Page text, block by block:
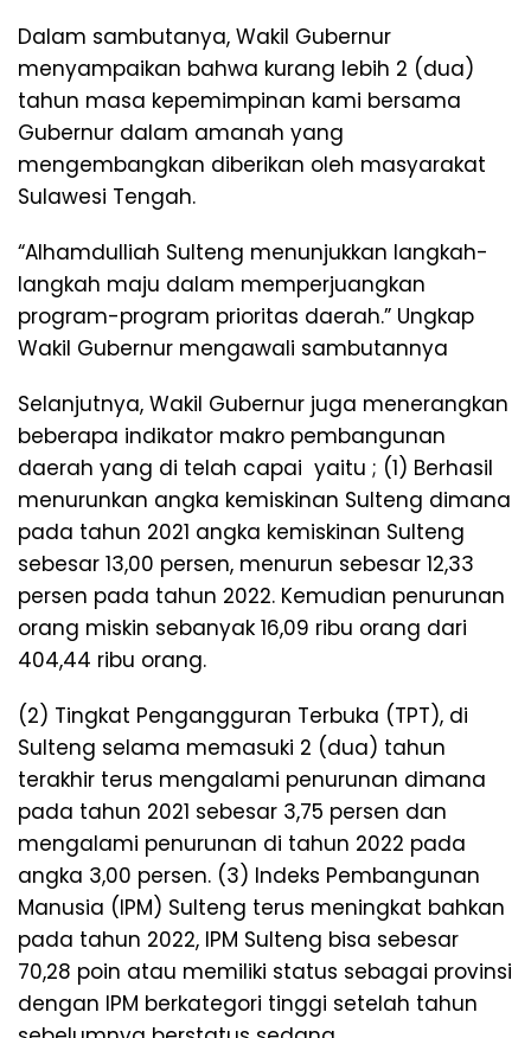
Dalam sambutanya, Wakil Gubernur
menyampaikan bahwa kurang lebih 2 (dua)
tahun masa kepemimpinan kami bersama
Gubernur dalam amanah yang
mengembangkan diberikan oleh masyarakat
Sulawesi Tengah.
“Alhamdulliah Sulteng menunjukkan langkah-
langkah maju dalam memperjuangkan
program-program prioritas daerah.” Ungkap
Wakil Gubernur mengawali sambutannya
Selanjutnya, Wakil Gubernur juga menerangkan
beberapa indikator makro pembangunan
daerah yang di telah capai yaitu ; (1) Berhasil
menurunkan angka kemiskinan Sulteng dimana
pada tahun 2021 angka kemiskinan Sulteng
sebesar 13,00 persen, menurun sebesar 12,33
persen pada tahun 2022. Kemudian penurunan
orang miskin sebanyak 16,09 ribu orang dari
404,44 ribu orang.
(2) Tingkat Pengangguran Terbuka (TPT), di
Sulteng selama memasuki 2 (dua) tahun
terakhir terus mengalami penurunan dimana
pada tahun 2021 sebesar 3,75 persen dan
mengalami penurunan di tahun 2022 pada
angka 3,00 persen. (3) Indeks Pembangunan
Manusia (IPM) Sulteng terus meningkat bahkan
pada tahun 2022, IPM Sulteng bisa sebesar
70,28 poin atau memiliki status sebagai provinsi
dengan IPM berkategori tinggi setelah tahun